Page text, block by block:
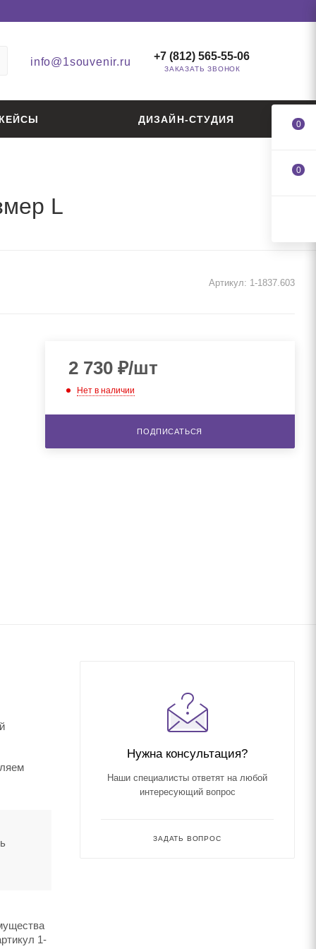
info@1souvenir.ru +7 (812) 565-55-06
ЗАКАЗАТЬ ЗВОНОК
ДИЗАЙН-СТУДИЯ
L
Артикул: 1-1837.603
2 730₽/шт
Нет в наличии
ПОДПИСАТЬСЯ
1-
Нужна консультация?
Наши специалисты ответят на любой
интересующий вопрос
ЗАДАТЬ ВОПРОС
0
0